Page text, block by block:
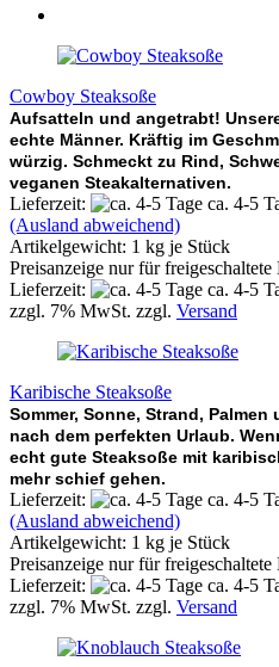
Cowboy Steaksoße
Aufsatteln und angetrabt!
echte Männer. Kräftig im
würzig. Schmeckt zu Rind,
veganen Steakalternativen.
Lieferzeit:
ca. 4-5
(Ausland abweichend)
Artikelgewicht: 1 kg je Stück
Preisanzeige nur für freigeschaltete
Lieferzeit:
ca. 4-5
zzgl. 7% MwSt. zzgl. Versand
Karibische Steaksoße
Sommer, Sonne, Strand,
nach dem perfekten Urlaub.
echt gute Steaksoße mit
mehr schief gehen.
Lieferzeit:
ca. 4-5
(Ausland abweichend)
Artikelgewicht: 1 kg je Stück
Preisanzeige nur für freigeschaltete
Lieferzeit:
ca. 4-5
zzgl. 7% MwSt. zzgl. Versand